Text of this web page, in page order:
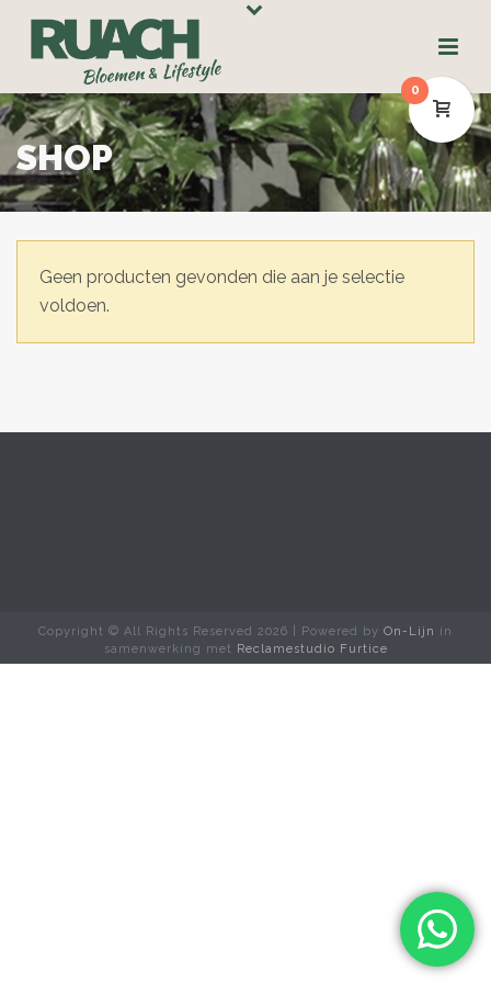
SHOP
Geen producten gevonden die aan je selectie
voldoen.
Copyright © All Rights Reserved 2026 | Powered by On-Lijn in
samenwerking met Reclamestudio Furtice
0